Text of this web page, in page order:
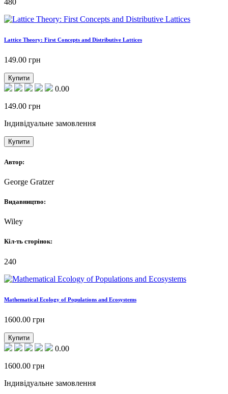
Lattice Theory: First Concepts and Distributive Lattices
149.00 грн
Купити
0.00
149.00 грн
Індивідуальне замовлення
Купити
Автор:
George Gratzer
Видавництво:
Wiley
Кіл-ть сторінок:
240
Mathematical Ecology of Populations and Ecosystems
1600.00 грн
Купити
0.00
1600.00 грн
Індивідуальне замовлення